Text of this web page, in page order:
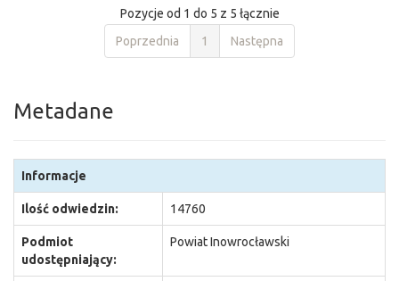
Pozycje od 1 do 5 z 5 łącznie
Poprzednia
1 Następna
Metadane
Informacje
Ilość odwiedzin: 14760
Podmiot
udostępniający:
Powiat Inowrocławski